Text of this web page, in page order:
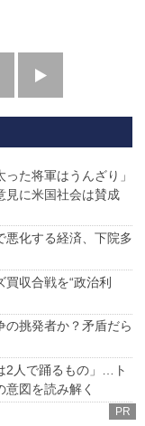
へ
た将軍はうんざり」
見に米国社会は賛成
悪化する経済、下院多
収合戦を“政治利
の挑発者か？矛盾だら
2人で踊るもの」…ト
図を読み解く
PR